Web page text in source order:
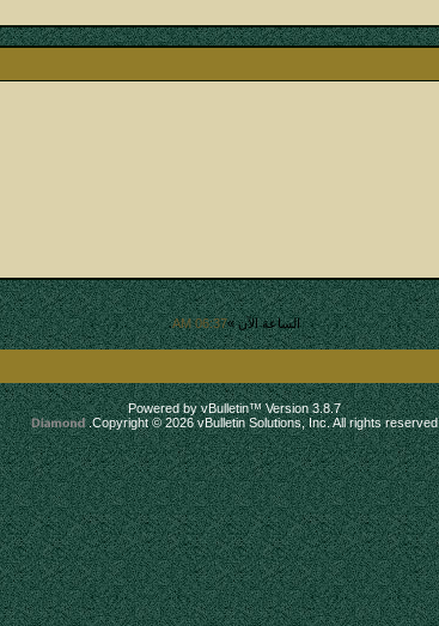
الساعة الآن »06:37 AM
.
Powered by vBulletin™ Version 3.8.7
Copyright © 2026 vBulletin Solutions, Inc. All rights reserved.